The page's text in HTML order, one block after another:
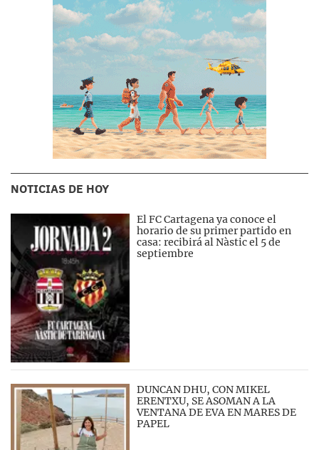
NOTICIAS DE HOY
El FC Cartagena ya conoce el
horario de su primer partido en
casa: recibirá al Nàstic el 5 de
septiembre
DUNCAN DHU, CON MIKEL
ERENTXU, SE ASOMAN A LA
VENTANA DE EVA EN MARES DE
PAPEL